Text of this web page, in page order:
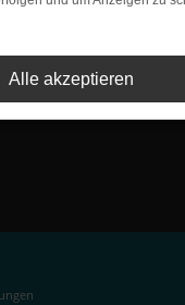
Alle akzeptieren